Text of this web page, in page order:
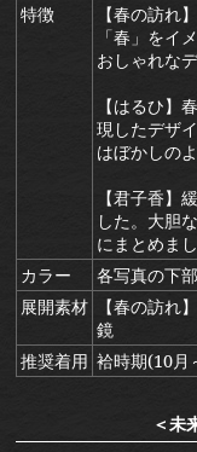
特徴
【春の訪れ
「春」をイ
おしゃれな
【はるひ】
現したデザ
はぼかしの
【君子香】
した。大胆
にまとめまし
カラー
各写真の下
展開素材
【春の訪れ
鏡
推奨着用 袷時期(10月
＜未